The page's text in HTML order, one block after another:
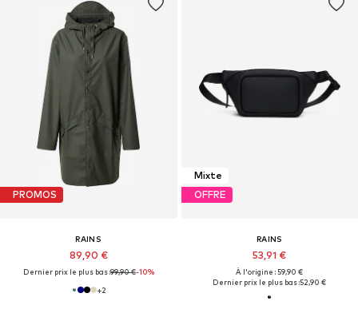
PROMOS
RAINS
89,90 €
Dernier prix le plus bas :99,90 €-10%
+2
Mixte
OFFRE
RAINS
53,91 €
À l'origine : 59,90 €
Dernier prix le plus bas :52,90 €